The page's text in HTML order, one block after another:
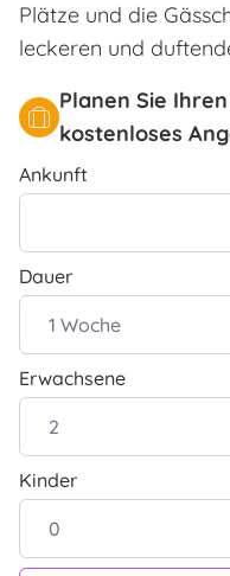
Plätze und die
leckeren und
Planen Sie
kostenloses
Ankunft
Dauer
Erwachsene
Kinder